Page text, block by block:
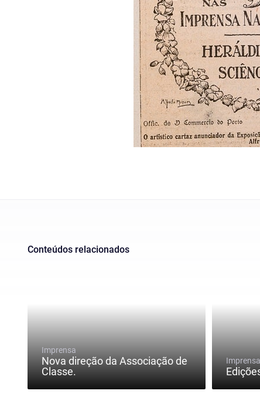
Conteúdos relacionados
Imprensa
Nova direção da Associação de
Classe.
Imprensa